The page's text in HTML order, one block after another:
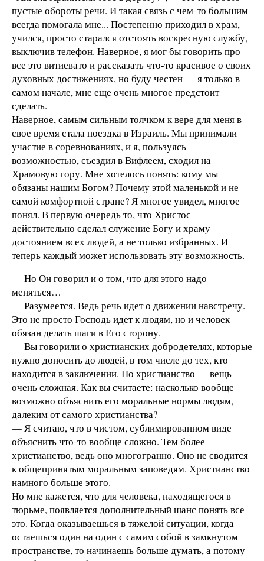
пустые обороты речи. И такая связь с чем-то большим
всегда помогала мне... Постепенно приходил в храм,
учился, просто старался отстоять воскресную службу,
выключив телефон. Наверное, я мог бы говорить про
все это витиевато и рассказать что-то красивое о своих
духовных достижениях, но буду честен — я только в
самом начале, мне еще очень многое предстоит
сделать.
Наверное, самым сильным толчком к вере для меня в
свое время стала поездка в Израиль. Мы принимали
участие в соревнованиях, и я, пользуясь
возможностью, съездил в Вифлеем, сходил на
Храмовую гору. Мне хотелось понять: кому мы
обязаны нашим Богом? Почему этой маленькой и не
самой комфортной стране? Я многое увидел, многое
понял. В первую очередь то, что Христос
действительно сделал служение Богу и храму
достоянием всех людей, а не только избранных. И
теперь каждый может использовать эту возможность.
— Но Он говорил и о том, что для этого надо
меняться…
— Разумеется. Ведь речь идет о движении навстречу.
Это не просто Господь идет к людям, но и человек
обязан делать шаги в Его сторону.
— Вы говорили о христианских добродетелях, которые
нужно доносить до людей, в том числе до тех, кто
находится в заключении. Но христианство — вещь
очень сложная. Как вы считаете: насколько вообще
возможно объяснить его моральные нормы людям,
далеким от самого христианства?
— Я считаю, что в чистом, сублимированном виде
объяснить что-то вообще сложно. Тем более
христианство, ведь оно многогранно. Оно не сводится
к общепринятым моральным заповедям. Христианство
намного больше этого.
Но мне кажется, что для человека, находящегося в
тюрьме, появляется дополнительный шанс понять все
это. Когда оказываешься в тяжелой ситуации, когда
остаешься один на один с самим собой в замкнутом
пространстве, то начинаешь больше думать, а потому